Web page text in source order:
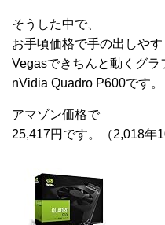
そうした中で、
お手頃価格で手の出しやす
Vegasできちんと動くグラ
nVidia Quadro P600です。
アマゾン価格で
25,417円です。（2,018年